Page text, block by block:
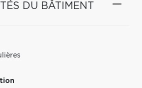
DU BÂTIMENT